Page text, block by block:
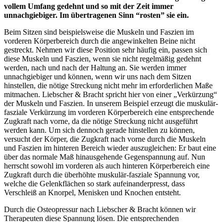
vollem Umfang gedehnt und so mit der Zeit immer
unnachgiebiger. Im übertragenen Sinn “rosten” sie ein.
Beim Sitzen sind beispielsweise die Muskeln und Faszien im
vorderen Körperbereich durch die angewinkelten Beine nicht
gestreckt. Nehmen wir diese Position sehr häufig ein, passen sich
diese Muskeln und Faszien, wenn sie nicht regelmäßig gedehnt
werden, nach und nach der Haltung an. Sie werden immer
unnachgiebiger und können, wenn wir uns nach dem Sitzen
hinstellen, die nötige Streckung nicht mehr im erforderlichen Maße
mitmachen. Liebscher & Bracht spricht hier von einer „Verkürzung“
der Muskeln und Faszien. In unserem Beispiel erzeugt die muskulär-
fasziale Verkürzung im vorderen Körperbereich eine entsprechende
Zugkraft nach vorne, da die nötige Streckung nicht ausgeführt
werden kann. Um sich dennoch gerade hinstellen zu können,
versucht der Körper, die Zugkraft nach vorne durch die Muskeln
und Faszien im hinteren Bereich wieder auszugleichen: Er baut eine
über das normale Maß hinausgehende Gegenspannung auf. Nun
herrscht sowohl im vorderen als auch hinteren Körperbereich eine
Zugkraft durch die überhöhte muskulär-fasziale Spannung vor,
welche die Gelenkflächen so stark aufeinanderpresst, dass
Verschleiß an Knorpel, Menisken und Knochen entsteht.
Durch die Osteopressur nach Liebscher & Bracht können wir
Therapeuten diese Spannung lösen. Die entsprechenden